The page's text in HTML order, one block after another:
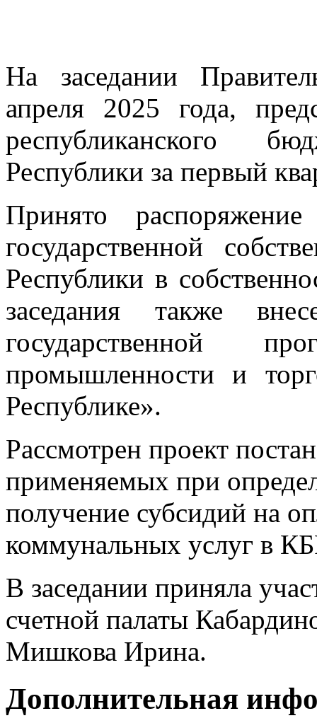
На заседании
апреля 2025 года,
республиканского
Республики за первый
Принято
государственной
Республики в
заседания также
государственной
промышленности и
Республике».
Рассмотрен проект
применяемых при
получение субсидий на
коммунальных услуг в
В заседании приняла
счетной палаты
Мишкова Ирина.
Дополнительная